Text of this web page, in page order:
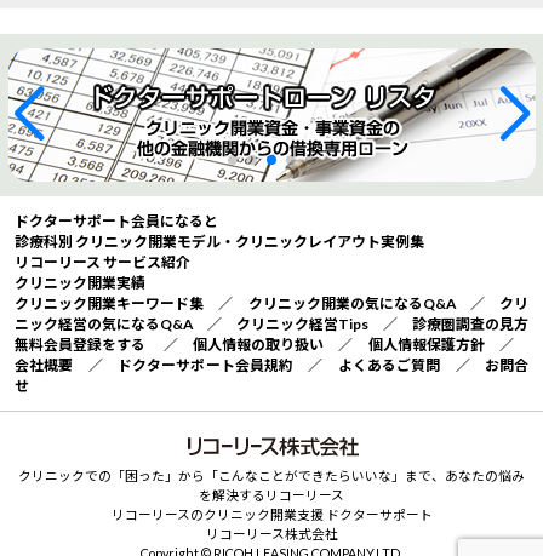
ドクターサポート会員になると
診療科別 クリニック開業モデル・クリニックレイアウト実例集
リコーリース サービス紹介
クリニック開業実績
クリニック開業キーワード集 ／ クリニック開業の気になるQ&A／ クリ
ニック経営の気になるQ&A／ クリニック経営Tips／ 診療圏調査の見方
無料会員登録をする
／ 個人情報の取り扱い ／ 個人情報保護方針 ／
会社概要 ／ ドクターサポート会員規約 ／ よくあるご質問 ／ お問合
せ
クリニックでの「困った」から「こんなことができたらいいな」まで、あなたの悩み
を解決するリコーリース
リコーリースのクリニック開業支援 ドクターサポート
リコーリース株式会社
Copyright © RICOH LEASING COMPANY,LTD.